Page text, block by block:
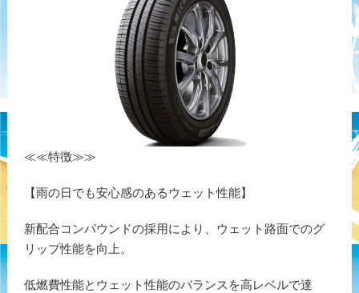
≪≪特徴≫≫
【雨の日でも安心感のあるウェット性能】
新配合コンパウンドの採用により、ウェット路面でのグ
リップ性能を向上。
低燃費性能とウェット性能のバランスを高レベルで達